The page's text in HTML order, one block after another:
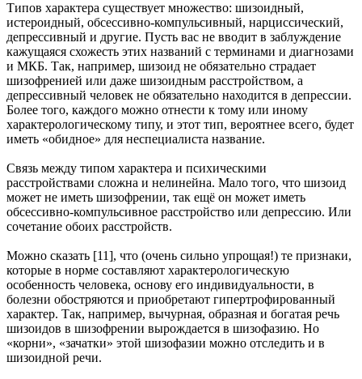
Типов характера существует множество: шизоидный,
истероидный, обсессивно-компульсивный, нарциссический,
депрессивный и другие. Пусть вас не вводит в заблуждение
кажущаяся схожесть этих названий с терминами и диагнозами
и МКБ. Так, например, шизоид не обязательно страдает
шизофренией или даже шизоидным расстройством, а
депрессивный человек не обязательно находится в депрессии.
Более того, каждого можно отнести к тому или иному
характерологическому типу, и этот тип, вероятнее всего, будет
иметь «обидное» для неспециалиста название.
Связь между типом характера и психическими
расстройствами сложна и нелинейна. Мало того, что шизоид
может не иметь шизофрении, так ещё он может иметь
обсессивно-компульсивное расстройство или депрессию. Или
сочетание обоих расстройств.
Можно сказать [11], что (очень сильно упрощая!) те признаки,
которые в норме составляют характерологическую
особенность человека, основу его индивидуальности, в
болезни обостряются и приобретают гипертрофированный
характер. Так, например, вычурная, образная и богатая речь
шизоидов в шизофрении вырождается в шизофазию. Но
«корни», «зачатки» этой шизофазии можно отследить и в
шизоидной речи.